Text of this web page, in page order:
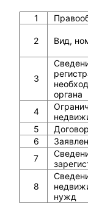
1
2 Вид,
3
органа
4
5
6
7
8
нужд